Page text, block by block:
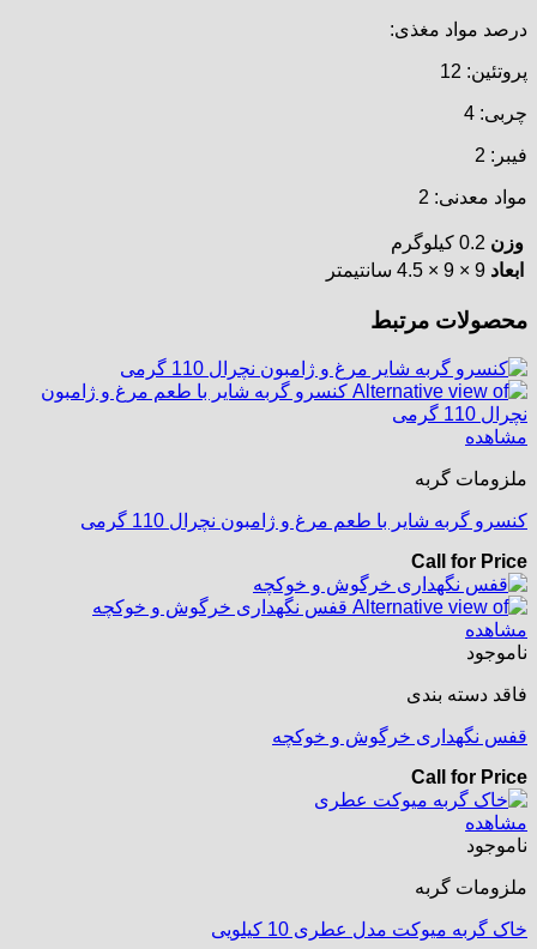
درصد مواد مغذی:
پروتئین: 12
چربی: 4
فیبر: 2
مواد معدنی: 2
وزن 0.2 کیلوگرم
ابعاد 9 × 9 × 4.5 سانتیمتر
محصولات مرتبط
مشاهده
ملزومات گربه
کنسرو گربه شایر با طعم مرغ و ژامبون نچرال 110 گرمی
Call for Price
مشاهده
ناموجود
فاقد دسته بندی
قفس نگهداری خرگوش و خوکچه
Call for Price
مشاهده
ناموجود
ملزومات گربه
خاک گربه میوکت مدل عطری 10 کیلویی